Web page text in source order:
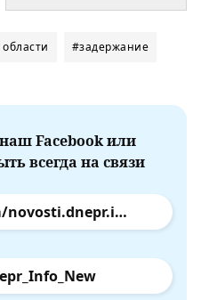
#задержание
Facebook или
всегда на связи
facebook.com/novosti.dnepr.info